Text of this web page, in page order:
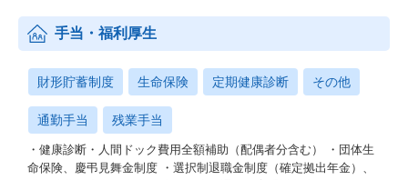
手当・福利厚生
財形貯蓄制度 生命保険 定期健康診断 その他
通勤手当 残業手当
・健康診断・人間ドック費用全額補助（配偶者分含む） ・団体生
命保険、慶弔見舞金制度 ・選択制退職金制度（確定拠出年金）、